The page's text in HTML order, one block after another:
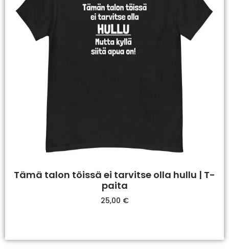
Tämä talon töissä ei tarvitse olla hullu | T-
paita
25,00 €